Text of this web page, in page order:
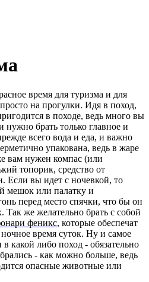
время для туризма и для
на прогулки. Идя в поход,
в походе, ведь много вы
нужно брать только главное и
всего вода и еда, и важно
упакована, ведь в жаре
вам нужен компас (или
топорик, средство от
Если вы идет с ночевкой, то
мешок или палатку и
перед место спячки, что бы он
же желательно брать с собой
феникс, которые обеспечат
время суток. Ну и самое
какой либо поход - обязательно
- как можно больше, ведь
опасные животные или